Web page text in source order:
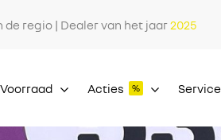
de regio | Dealer van het jaar2025
Voorraad Acties Service